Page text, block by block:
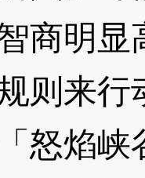
商明
则来
怒焰